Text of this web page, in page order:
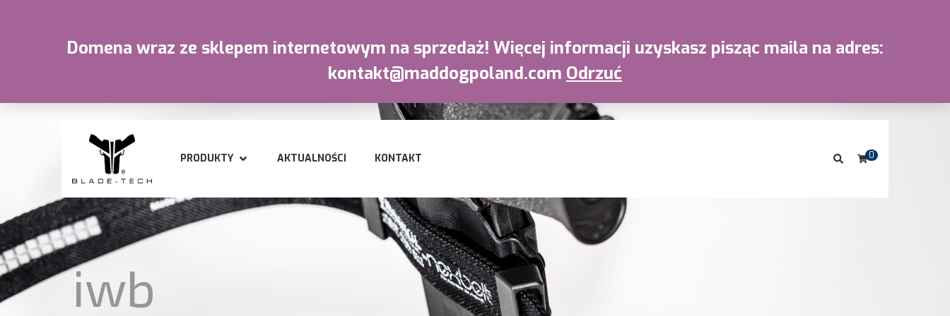
PRODUKTY AKTUALNOŚCI KONTAKT 0
iwb
Domena wraz ze sklepem internetowym na sprzedaż! Więcej informacji uzyskasz pisząc maila na adres:
kontakt@maddogpoland.com Odrzuć